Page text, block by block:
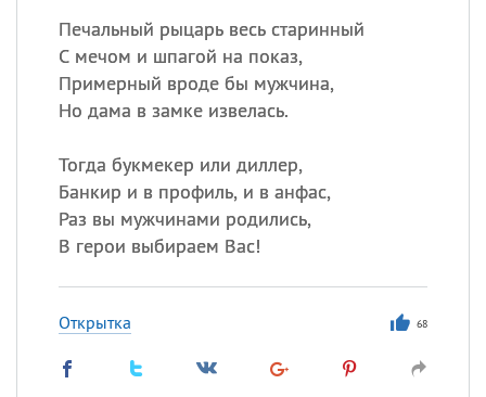
Печальный рыцарь весь старинный
С мечом и шпагой на показ,
Примерный вроде бы мужчина,
Но дама в замке извелась.
Тогда букмекер или диллер,
Банкир и в профиль, и в анфас,
Раз вы мужчинами родились,
В герои выбираем Вас!
Открытка 68